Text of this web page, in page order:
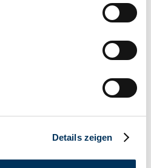
Ihre geografische Lage
(Fingerprinting) identifizieren
wie Ihre persönlichen Daten
Details zeigen